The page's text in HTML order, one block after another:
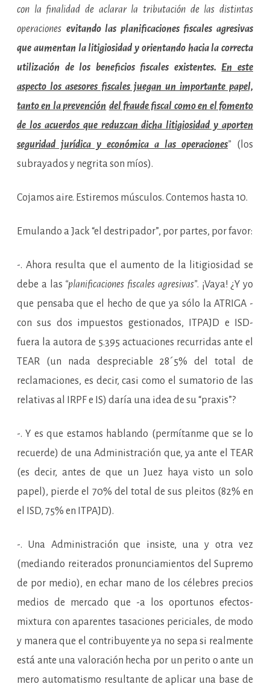
con la finalidad de aclarar la tributación de las distintas
operaciones evitando las planificaciones fiscales agresivas
que aumentan la litigiosidad y orientando hacia la correcta
utilización de los beneficios fiscales existentes. En este
aspecto los asesores fiscales juegan un importante papel,
tanto en la prevención del fraude fiscal como en el fomento
de los acuerdos que reduzcan dicha litigiosidad y aporten
seguridad jurídica y económica a las operaciones”(los
subrayados y negrita son míos).
Cojamos aire. Estiremos músculos. Contemos hasta 10.
Emulando a Jack “el destripador”, por partes, por favor:
-. Ahora resulta que el aumento de la litigiosidad se
debe a las “planificaciones fiscales agresivas”. ¡Vaya! ¿Y yo
que pensaba que el hecho de que ya sólo la ATRIGA -
con sus dos impuestos gestionados, ITPAJD e ISD-
fuera la autora de 5.395 actuaciones recurridas ante el
TEAR (un nada despreciable 28´5% del total de
reclamaciones, es decir, casi como el sumatorio de las
relativas al IRPF e IS) daría una idea de su “praxis”?
-. Y es que estamos hablando (permítanme que se lo
recuerde) de una Administración que, ya ante el TEAR
(es decir, antes de que un Juez haya visto un solo
papel), pierde el 70% del total de sus pleitos (82% en
el ISD, 75% en ITPAJD).
-. Una Administración que insiste, una y otra vez
(mediando reiterados pronunciamientos del Supremo
de por medio), en echar mano de los célebres precios
medios de mercado que -a los oportunos efectos-
mixtura con aparentes tasaciones periciales, de modo
y manera que el contribuyente ya no sepa si realmente
está ante una valoración hecha por un perito o ante un
mero automatismo resultante de aplicar una base de